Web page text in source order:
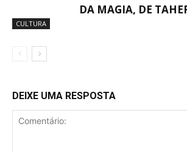
CULTURA
DA MAGIA, DE
DEIXE UMA RESPOSTA